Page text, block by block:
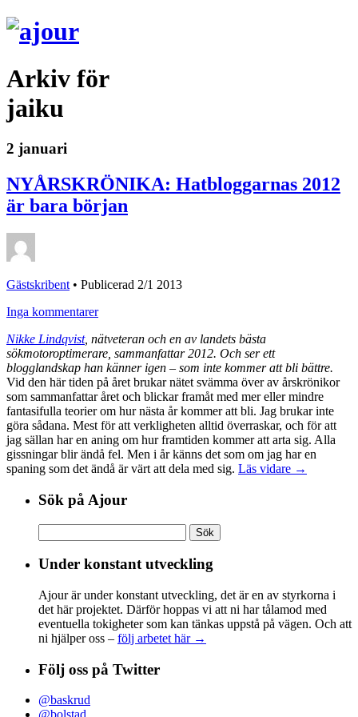
Arkiv för
jaiku
2 januari
NYÅRSKRÖNIKA: Hatbloggarnas 2012
är bara början
Gästskribent • Publicerad 2/1 2013
Inga kommentarer
Nikke Lindqvist, nätveteran och en av landets bästa
sökmotoroptimerare, sammanfattar 2012. Och ser ett
blogglandskap han känner igen – som inte kommer att bli bättre.
Vid den här tiden på året brukar nätet svämma över av årskrönikor
som sammanfattar året och blickar framåt med mer eller mindre
fantasifulla teorier om hur nästa år kommer att bli. Jag brukar inte
göra sådana. Mest för att verkligheten alltid överraskar, och för att
jag sällan har en aning om hur framtiden kommer att arta sig. Alla
gissningar blir ändå fel. Men i år känns det som om jag har en
spaning som det ändå är värt att dela med sig. Läs vidare →
Sök på Ajour
efter:
Under konstant utveckling
Ajour är under konstant utveckling, det är en av styrkorna i
det här projektet. Därför hoppas vi att ni har tålamod med
eventuella tokigheter som kan tänkas uppstå på vägen. Och att
ni hjälper oss – följ arbetet här →
Följ oss på Twitter
@baskrud